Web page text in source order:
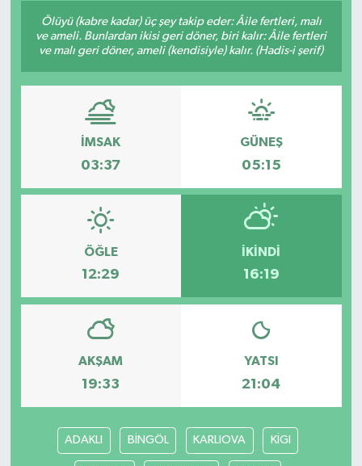
Ölüyü (kabre kadar) üç şey takip eder: Âile fertleri, malı
ve ameli. Bunlardan ikisi geri döner, biri kalır: Âile fertleri
ve malı geri döner, ameli (kendisiyle) kalır. (Hadis-i şerif)
İMSAK
03:37
GÜNEŞ
05:15
ÖĞLE
12:29
İKINDI
16:19
AKŞAM
19:33
YATSI
21:04
ADAKLI BİNGÖL KARLIOVA KİGI
Siyaset
Spor
Vefat Edenler
Yaşam